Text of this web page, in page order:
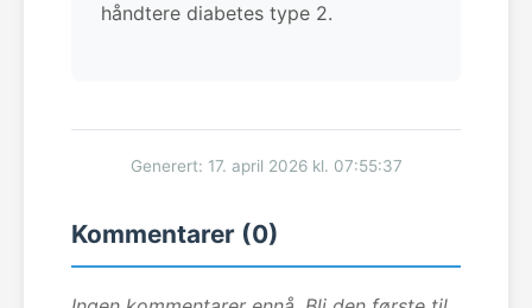
håndtere diabetes type 2.
Generert: 17. april 2026 kl. 07:55:37
Kommentarer (0)